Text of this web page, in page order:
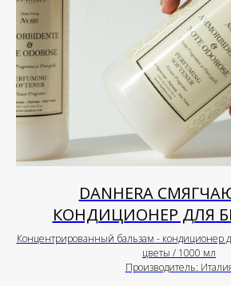
DANHERA
КОНДИЦИОНЕР ДЛЯ
Концентрированный бальзам - кондиционер
цветы / 1000 мл
Производитель: